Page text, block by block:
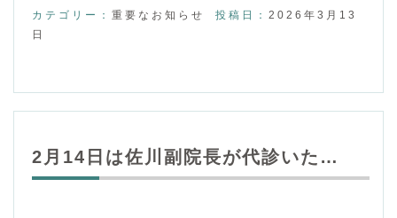
カテゴリー： 重要なお知らせ 投稿日： 2026年3月13
日
2月14日は佐川副院長が代診いた…